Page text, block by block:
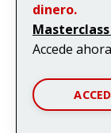
dinero.
Accede